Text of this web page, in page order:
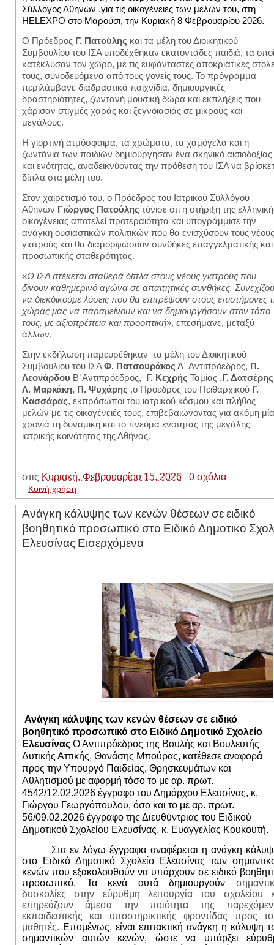
Σύλλογος Αθηνών ,για τις οικογένειες των μελών του, στη
HELEXPO στο Μαρούσι, την Κυριακή 8 Φεβρουαρίου 2026.
Ο Πρόεδρος Γ. Πατούλης και τα μέλη του Διοικητικού
Συμβουλίου του ΙΣΑ υποδέχθηκαν εκατοντάδες παιδιά, τα
κατέκλυσαν τον χώρο, με τις ευφάνταστες αποκριάτικες
τους, συνοδευόμενα από τους γονείς τους. Το πρόγραμμα
περιλάμβανε διαδραστικά παιχνίδια, δημιουργικές
δραστηριότητες, ζωντανή μουσική δώρα και εκπλήξεις που
χάρισαν στιγμές χαράς και ξεγνοιασιάς σε μικρούς και
μεγάλους.
Η γιορτινή ατμόσφαιρα, τα χρώματα, τα χαμόγελα και η
ζωντάνια των παιδιών δημιούργησαν ένα σκηνικό αισιοδοξίας
και ενότητας, αναδεικνύοντας την πρόθεση του ΙΣΑ να
δίπλα στα μέλη του.
Στον χαιρετισμό του, ο Πρόεδρος του Ιατρικού Συλλόγου
Αθηνών Γιώργος Πατούλης τόνισε ότι η στήριξη της
οικογένειας αποτελεί προτεραιότητα και υπογράμμισε την
ανάγκη ουσιαστικών πολιτικών που θα ενισχύσουν τους νέους
γιατρούς και θα διαμορφώσουν συνθήκες επαγγελματικής και
προσωπικής σταθερότητας.
«Ο ΙΣΑ στέκεται σταθερά δίπλα στους νέους γιατρούς που
δίνουν καθημερινό αγώνα σε απαιτητικές συνθήκες.
να διεκδικούμε λύσεις που θα επιτρέψουν στους επιστήμονες
χώρας μας να παραμείνουν και να δημιουργήσουν στον τόπο
τους, με αξιοπρέπεια και προοπτική», επεσήμανε, μεταξύ
άλλων.
Στην εκδήλωση παρευρέθηκαν τα μέλη του Διοικητικού
Συμβουλίου του ΙΣΑΦ. Πατσουράκος Α΄ Αντιπρόεδρος, Π.
Λεονάρδου Β’ Αντιπρόεδρος, Γ. Κεχρής Ταμίας ,Γ. Δατσέρης
Λ. Μαρκάκη, Π. Ψυχάρης ,ο Πρόεδρος του Πειθαρχικού Γ.
Κασσάρας, εκπρόσωποι του ιατρικού κόσμου και πλήθος
μελών με τις οικογένειές τους, επιβεβαιώνοντας για ακόμη μία
χρονιά τη δυναμική και το πνεύμα ενότητας της μεγάλης
ιατρικής κοινότητας της Αθήνας.
στις Κυριακή, Φεβρουαρίου 15, 2026 0 σχόλια
Κοινή χρήση
Ανάγκη κάλυψης των κενών θέσεων σε ειδικό
βοηθητικό προσωπικό στο Ειδικό Δημοτικό
Ελευσίνας Εισερχόμενα
Ανάγκη κάλυψης των κενών θέσεων σε ειδικό
βοηθητικό προσωπικό στο Ειδικό Δημοτικό Σχολείο
Ελευσίνας Ο Αντιπρόεδρος της Βουλής και Βουλευτής
Δυτικής Αττικής, Θανάσης Μπούρας, κατέθεσε αναφορά
προς την Υπουργό Παιδείας, Θρησκευμάτων και
Αθλητισμού με αφορμή τόσο το με αρ. πρωτ.
4542/12.02.2026 έγγραφο του Δημάρχου Ελευσίνας, κ.
Γιώργου Γεωργόπουλου, όσο και το με αρ. πρωτ.
56/09.02.2026 έγγραφο της Διευθύντριας του Ειδικού
Δημοτικού Σχολείου Ελευσίνας, κ. Ευαγγελίας Κουκουτή.
Στα εν λόγω έγγραφα αναφέρεται η ανάγκη
στο Ειδικό Δημοτικό Σχολείο Ελευσίνας των
κενών που εξακολουθούν να υπάρχουν σε ειδικό
προσωπικό. Τα κενά αυτά δημιουργούν
δυσκολίες στην εύρυθμη λειτουργία του σχολείου
επηρεάζουν άμεσα την ποιότητα της
εκπαιδευτικής και υποστηρικτικής φροντίδας προς
μαθητές. Επομένως, είναι επιτακτική ανάγκη η κάλυψη
σημαντικών αυτών κενών, ώστε να υπάρξει